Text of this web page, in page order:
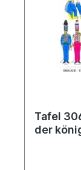
Tafel 306: Königreich Neapel: